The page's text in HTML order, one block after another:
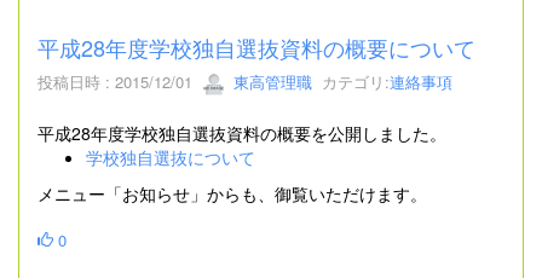
平成28年度学校独自選抜資料の概要について
投稿日時 : 2015/12/01 東高管理職 カテゴリ:連絡事項
平成28年度学校独自選抜資料の概要を公開しました。
学校独自選抜について
メニュー「お知らせ」からも、御覧いただけます。
0